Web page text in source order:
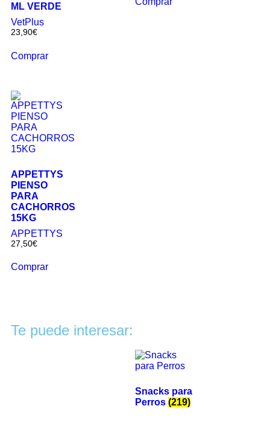
ML VERDE
VetPlus
23,90€
Comprar
APPETTYS
PIENSO
PARA
CACHORROS
15KG
APPETTYS
27,50€
Comprar
Te puede interesar:
Snacks para
Perros (219)